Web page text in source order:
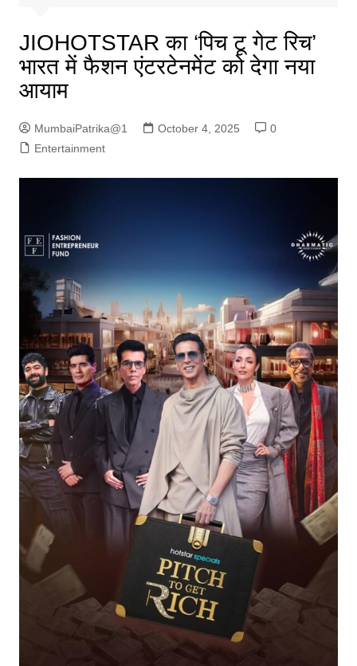
JIOHOTSTAR का ‘पिच टू गेट रिच’
भारत में फैशन एंटरटेनमेंट को देगा नया
आयाम
MumbaiPatrika@1 October 4, 2025
0
Entertainment